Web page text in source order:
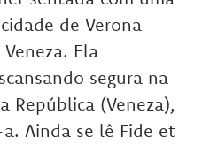
de Verona
Ela
segura na
República (Veneza),
Ainda se lê Fide et